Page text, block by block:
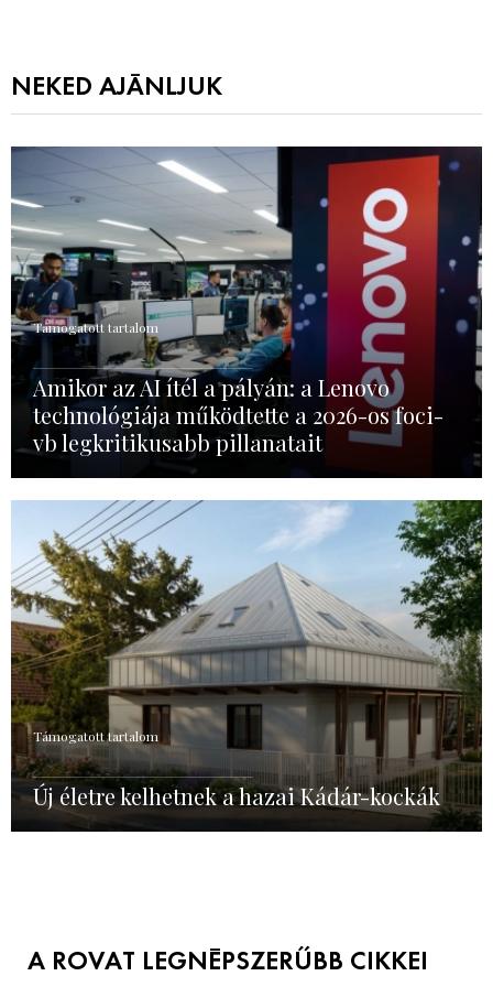
NEKED AJÁNLJUK
Támogatott tartalom
Amikor az AI ítél a pályán: a Lenovo
technológiája működtette a 2026-os foci-
vb legkritikusabb pillanatait
Támogatott tartalom
Új életre kelhetnek a hazai Kádár-kockák
A ROVAT LEGNÉPSZERŰBB CIKKEI